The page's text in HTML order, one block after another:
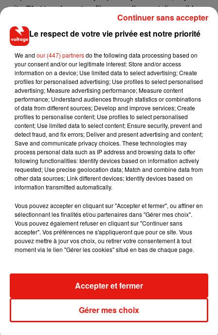
nuits,F1et tous les autres films en salles sont disponibles
partout en France au tarif unique de 5 euros la séance à
l’occasion de la Fête du cinéma.
Et ça, ça ne se rate pas.
Ecouter le podcast"Dans l'oeil d'Iris"consacré aux
sorties ciné du 25 juin, ici :
• De Joseph Kosinski • Avec Brad Pitt, Damson
Idris, Javier Bardem… • Sortie le 25 juin 2025
• De Martin Bourboulon • Avec Roschdy
Le respect de votre vie privée est notre priorité
We and our (447) partnersdo the following data processing based on
your consent and/or our legitimate interest: Store and/or access
information on a device; Use limited data to select advertising; Create
profiles for personalised advertising; Use profiles to select personalised
advertising; Measure advertising performance; Measure content
performance; Understand audiences through statistics or combinations
of data from different sources; Develop and improve services; Create
profiles to personalise content; Use profiles to select personalised
content; Use limited data to select content; Ensure security, prevent and
detect fraud, and fix errors; Deliver and present advertising and content;
Save and communicate privacy choices. These technologies may
process personal data such as IP address and browsing data to offer
following functionalities: Identify devices based on information actively
requested; Use precise geolocation data; Match and combine data from
other data sources; Link different devices; Identify devices based on
information transmitted automatically.
Vous pouvez accepter en cliquant sur "Accepter et fermer", ou affiner en
sélectionnant les finalités et/ou partenaires dans "Gérer mes choix".
Vous pouvez également refuser en cliquant sur "Continuer sans
accepter". Vos préférences ne s'appliqueront que pour ce site. Vous
pouvez mettre à jour vos choix, ou retirer votre consentement à tout
moment via le lien "Gérer les cookies" situé en bas de chaque page.
Gérer mes choix
Accepter et fermer
Continuer sans accepter